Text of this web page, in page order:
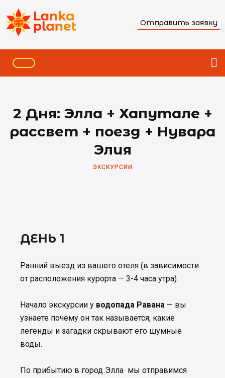
Отправить заявку
2 Дня: Элла + Хапутале +
рассвет + поезд + Нувара
Элия
ЭКСКУРСИИ
ДЕНЬ 1
Ранний выезд из вашего отеля (в зависимости
от расположения курорта — 3-4 часа утра).
Начало экскурсии у водопада Равана — вы
узнаете почему он так называется, какие
легенды и загадки скрывают его шумные
воды.
По прибытию в город Элла мы отправимся